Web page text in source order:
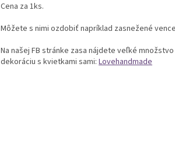
Cena za 1ks.
Môžete s nimi ozdobiť napríklad zasnežené
Na našej FB stránke zasa nájdete veľké
dekoráciu s kvietkami sami: Lovehandmade